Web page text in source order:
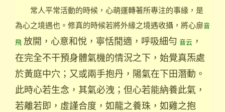
常人平常活動的時候，心萌運轉著所專注的事緣，是
為心之境遇也。修真的時候若將外緣之境遇收攝，將心扉音
飛 放開，心意和悅，寧恬閒適，呼吸細勻 音云 ，
在完全不干預身體氣機的情況之下，始覺真炁處
於黃庭中穴；又或兩手抱丹，陽氣在下田潛動。
此時心若生念，其氣必洩；但心若能納養此氣，
若離若即，虛謹合度，如龍之養珠，如雞之抱